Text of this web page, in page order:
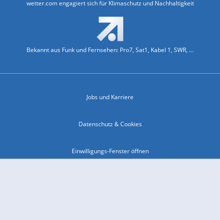
wetter.com engagiert sich für Klimaschutz und Nachhaltigkeit
Bekannt aus Funk und Fernsehen: Pro7, Sat1, Kabel 1, SWR, ...
Jobs und Karriere
Datenschutz & Cookies
Einwilligungs-Fenster öffnen